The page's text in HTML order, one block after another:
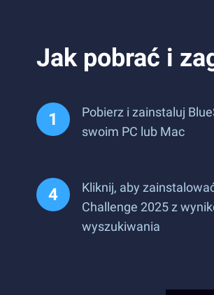
Jak pobrać i
Pobierz i zainstaluj
swoim PC lub Mac
Kliknij, aby
Challenge 2025 z
wyszukiwania